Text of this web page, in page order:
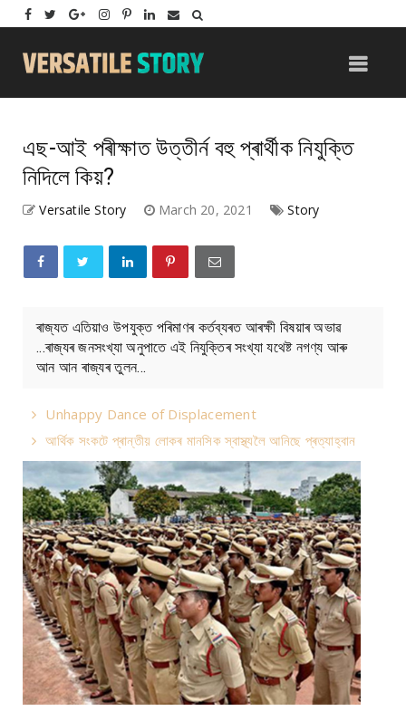
এছ-আই পৰীক্ষাত উত্তীৰ্ন বহু প্ৰাৰ্থীক নিযুক্তি
নিদিলে কিয়?
Versatile Story March 20, 2021 Story
ৰাজ্যত এতিয়াও উপযুক্ত পৰিমাণৰ কৰ্তব্যৰত আৰক্ষী বিষয়াৰ অভাৱ
...ৰাজ্যৰ জনসংখ্যা অনুপাতে এই নিযুক্তিৰ সংখ্যা যথেষ্ট নগণ্য আৰু
আন আন ৰাজ্যৰ তুলন...
Unhappy Dance of Displacement
আৰ্থিক সংকটে প্ৰান্তীয় লোকৰ মানসিক স্বাস্থ্যলৈ আনিছে প্ৰত্যাহ্বান